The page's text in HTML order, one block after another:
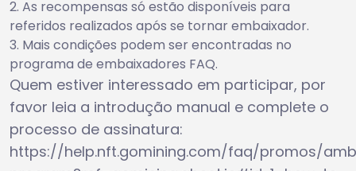
As recompensas só estão disponíveis para
referidos realizados após se tornar embaixador.
Mais condições podem ser encontradas no
programa de embaixadores FAQ.
Quem estiver interessado em participar, por
favor leia a introdução manual e complete o
processo de assinatura:
https://help.nft.gomining.com/faq/promos/